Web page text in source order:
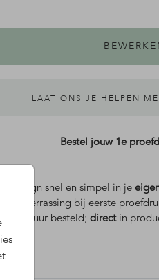
LAAT ONS JE HELPEN
Bestel jouw 1e
Dit design snel en simpel in je
verrassing bij eerste
Voor 18 uur besteld; directin